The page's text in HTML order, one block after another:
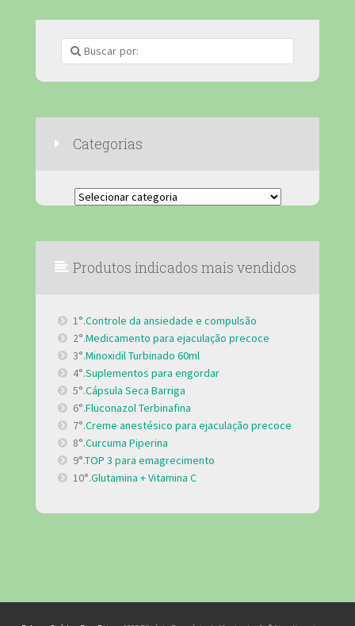
Categorias
Categorias
Produtos indicados mais vendidos
1°.Controle da ansiedade e compulsão
2°.Medicamento para ejaculação precoce
3°.Minoxidil Turbinado 60ml
4°.Suplementos para engordar
5°.Cápsula Seca Barriga
6°.Fluconazol Terbinafina
7°.Creme anestésico para ejaculação precoce
8°.Curcuma Piperina
9°.TOP 3 para emagrecimento
10°.Glutamina + Vitamina C